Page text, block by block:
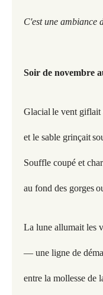
C'est une ambiance
Soir de novembre
Glacial le vent giflait
et le sable grinçait
Souffle coupé et
au fond des gorges
La lune allumait les
— une ligne de
entre la mollesse de